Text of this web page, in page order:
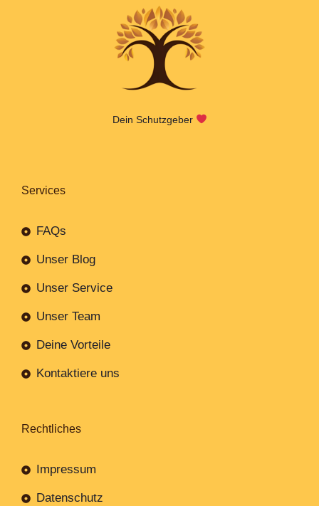
Dein Schutzgeber
Services
FAQs
Unser Blog
Unser Service
Unser Team
Deine Vorteile
Kontaktiere uns
Rechtliches
Impressum
Datenschutz